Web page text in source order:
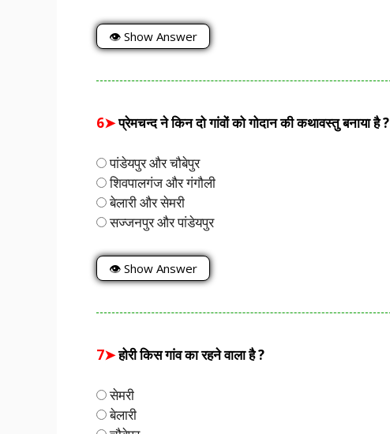
👁 Show Answer
6➤प्रेमचन्द ने किन दो गांवों को गोदान की कथावस्तु बनाया है ?
पांडेयपुर और चौबेपुर
शिवपालगंज और गंगौली
बेलारी और सेमरी
सज्जनपुर और पांडेयपुर
👁 Show Answer
7➤होरी किस गांव का रहने वाला है ?
सेमरी
बेलारी